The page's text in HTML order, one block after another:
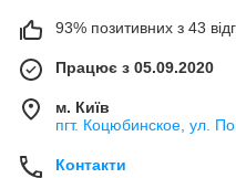
93% позитивних з 43
Працює з 05.09.2020
м. Київ
пгт. Коцюбинское, ул.
Контакти